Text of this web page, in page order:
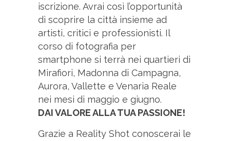
iscrizione. Avrai così l’opportunità
di scoprire la città insieme ad
artisti, critici e professionisti. Il
corso di fotografia per
smartphone si terrà nei quartieri di
Mirafiori, Madonna di Campagna,
Aurora, Vallette e Venaria Reale
nei mesi di maggio e giugno.
DAI VALORE ALLA TUA PASSIONE!
Grazie a Reality Shot conoscerai le